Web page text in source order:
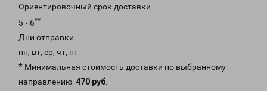
Ориентировочный срок доставки
5 - 6**
Дни отправки
пн, вт, ср, чт, пт
* Минимальная стоимость доставки по выбранному
направлению: 470 руб.